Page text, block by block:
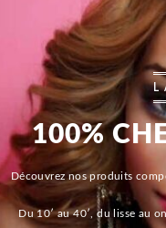
100%
Découvrez nos produits
Du 10′ au 40′, du lisse au